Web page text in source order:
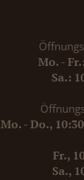
Mo. -
Sa.:
Mo. - Do.,
Fr.,
Sa.,